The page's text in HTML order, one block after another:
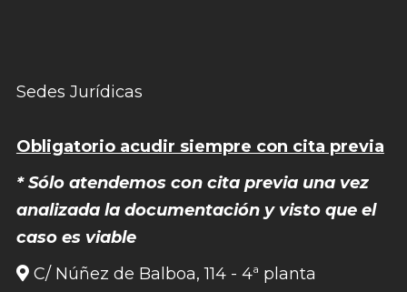
Sedes Jurídicas
Obligatorio acudir siempre con cita previa
* Sólo atendemos con cita previa una vez
analizada la documentación y visto que el
caso es viable
C/ Núñez de Balboa, 114 - 4ª planta